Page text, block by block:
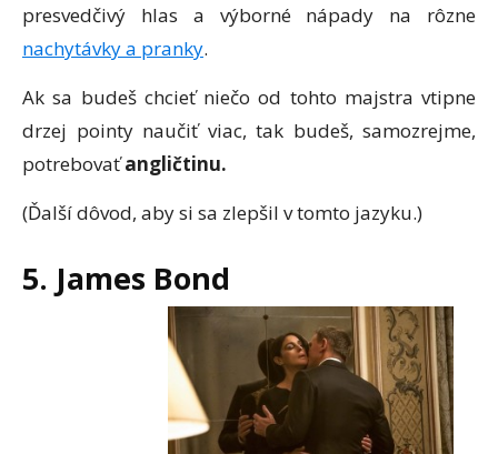
presvedčivý hlas a výborné nápady na rôzne
nachytávky a pranky.
Ak sa budeš chcieť niečo od tohto majstra vtipne
drzej pointy naučiť viac, tak budeš, samozrejme,
potrebovaťangličtinu.
(Ďalší dôvod, aby si sa zlepšil v tomto jazyku.)
5. James Bond